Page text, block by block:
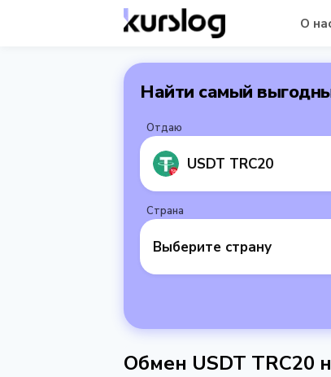
О
Найти самый
Отдаю
USDT TRC20
Страна
Выберите страну
Обмен USDT TRC20